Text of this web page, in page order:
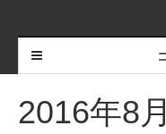
2016年8